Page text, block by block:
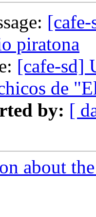
piratona
[cafe-sd]
de
by: [
about